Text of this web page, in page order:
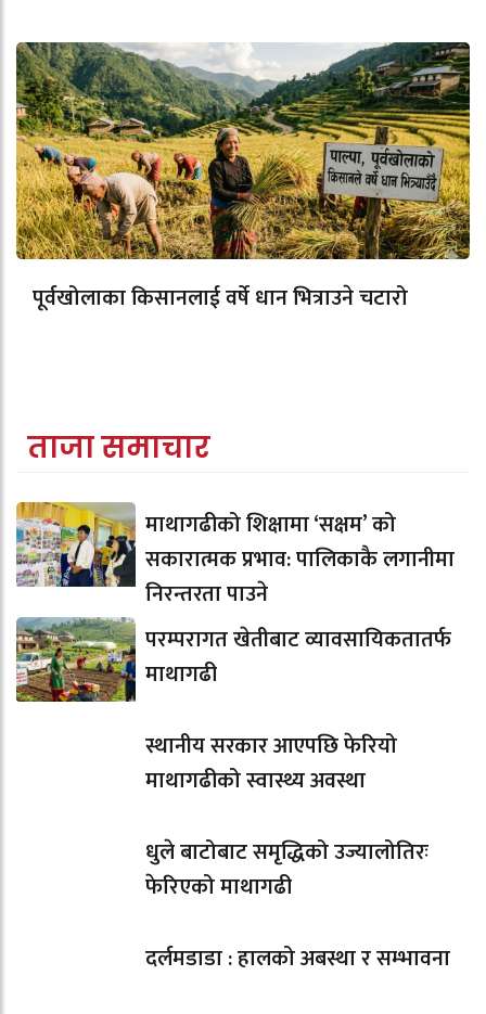
पूर्वखोलाका किसानलाई वर्षे धान भित्राउने चटारो
ताजा समाचार
माथागढीको शिक्षामा ‘सक्षम’ को
सकारात्मक प्रभाव: पालिकाकै लगानीमा
निरन्तरता पाउने
परम्परागत खेतीबाट व्यावसायिकतातर्फ
माथागढी
स्थानीय सरकार आएपछि फेरियो
माथागढीको स्वास्थ्य अवस्था
धुले बाटोबाट समृद्धिको उज्यालोतिरः
फेरिएको माथागढी
दर्लमडाडा : हालको अबस्था र सम्भावना